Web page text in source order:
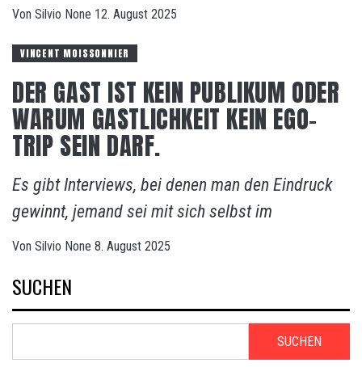
Von Silvio None 12. August 2025
VINCENT MOISSONNIER
DER GAST IST KEIN PUBLIKUM ODER
WARUM GASTLICHKEIT KEIN EGO-
TRIP SEIN DARF.
Es gibt Interviews, bei denen man den Eindruck
gewinnt, jemand sei mit sich selbst im
Von Silvio None 8. August 2025
SUCHEN
SUCHEN